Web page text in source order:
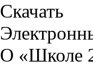
Скачать
О «Школе